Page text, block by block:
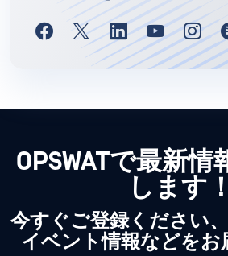
OPSWATで最新
します！
今すぐご登録ください、
イベント情報などをお